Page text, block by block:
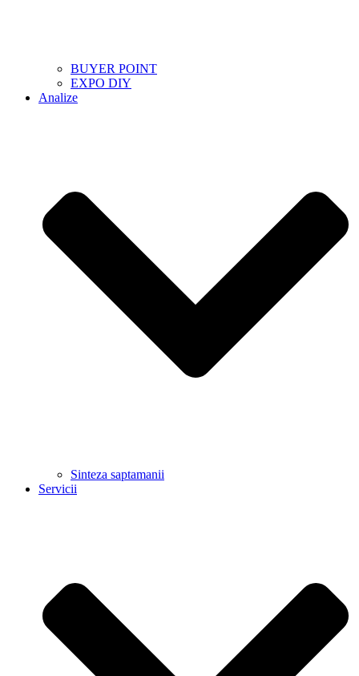
BUYER POINT
EXPO DIY
Analize
Sinteza saptamanii
Servicii